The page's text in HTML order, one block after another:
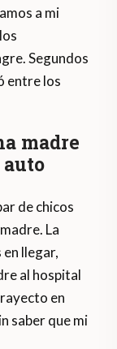
a mi
Segundos
entre los
madre
de chicos
La
llegar,
al hospital
en
saber que mi